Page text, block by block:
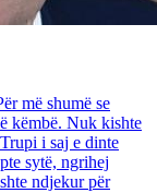
më shumë se
këmbë. Nuk kishte
i saj e dinte
sytë, ngrihej
ndjekur për